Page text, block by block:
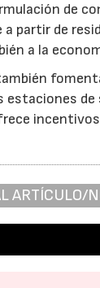
de
a partir de
a la
estaciones
ARTÍCULO/